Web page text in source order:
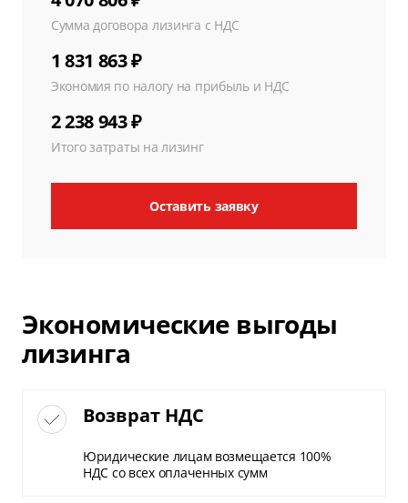
Сумма договора лизинга с НДС
1 831 863 ₽
Экономия по налогу на прибыль и НДС
2 238 943 ₽
Итого затраты на лизинг
Оставить заявку
Экономические выгоды
лизинга
Возврат НДС
Юридические лицам возмещается 100%
НДС со всех оплаченных сумм